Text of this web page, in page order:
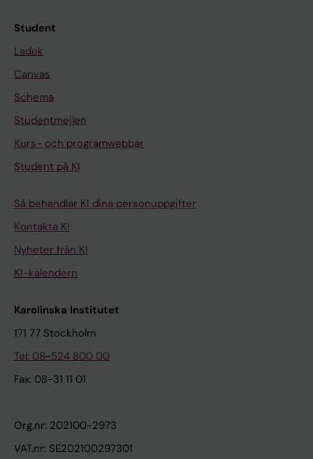
Student
Ladok
Canvas
Schema
Studentmejlen
Kurs- och programwebbar
Student på KI
Så behandlar KI dina personuppgifter
Kontakta KI
Nyheter från KI
KI-kalendern
Karolinska Institutet
171 77 Stockholm
Tel: 08-524 800 00
Fax: 08-31 11 01
Org.nr: 202100-2973
VAT.nr: SE202100297301